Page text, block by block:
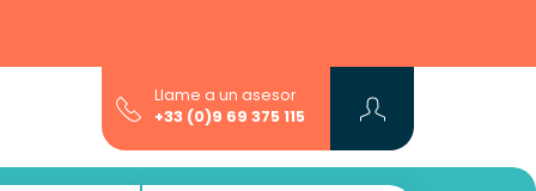
Llame a un asesor
+33 (0)9 69 375 115